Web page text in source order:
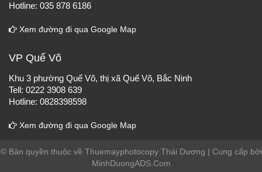
Hotline: 035 878 6186
Xem đường đi qua Google Map
VP Quế Võ
Khu 3 phường Quế Võ, thị xã Quế Võ, Bắc Ninh
Tell: 0222 3908 639
Hotline: 0828398598
Xem đường đi qua Google Map
© Bản quyền thuộc về Thuemayphotocopy Thái Dương | Cung cấp bởi
MinhDuongADS.Com